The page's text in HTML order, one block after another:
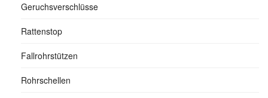
Geruchsverschlüsse
Rattenstop
Fallrohrstützen
Rohrschellen